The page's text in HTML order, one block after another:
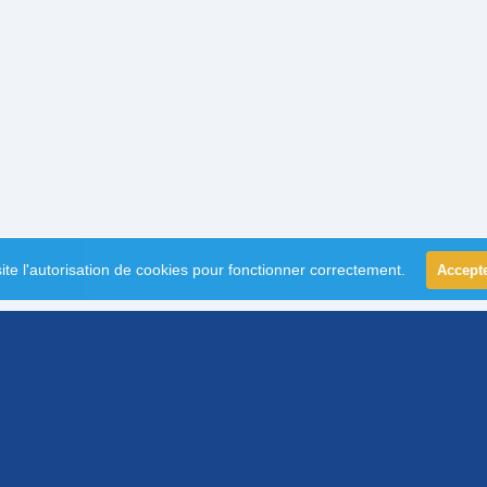
l'autorisation de cookies pour fonctionner correctement.